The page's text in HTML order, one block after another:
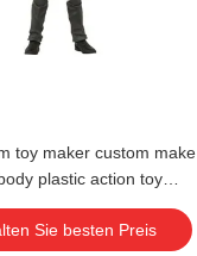
toy maker custom make
plastic action toy
Sie besten Preis